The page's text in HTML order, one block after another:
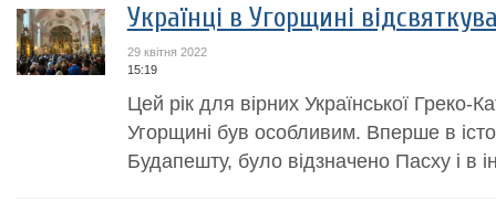
Українці в Угорщині
29 квітня 2022
15:19
Цей рік для вірних Української Греко-
Угорщині був особливим. Вперше в
Будапешту, було відзначено Пасху і в